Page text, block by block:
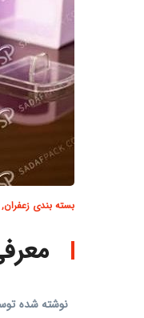
بسته بندی زعفران,
نوشته شده